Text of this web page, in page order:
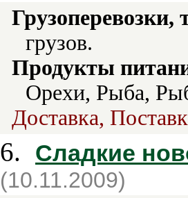
грузов.
Продукты
Орехи, Рыба,
Доставка,
6. Сладкие
(10.11.2009)